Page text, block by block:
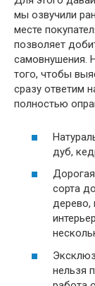
мы озвучили
месте
позволяет
самовнушения.
того, чтобы
сразу ответим
полностью
дуб,
сорта
дерево,
нельзя